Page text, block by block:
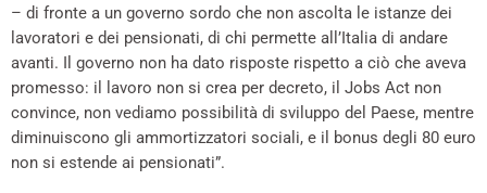
– di fronte a un governo sordo che non ascolta le istanze dei
lavoratori e dei pensionati, di chi permette all’Italia di andare
avanti. Il governo non ha dato risposte rispetto a ciò che aveva
promesso: il lavoro non si crea per decreto, il Jobs Act non
convince, non vediamo possibilità di sviluppo del Paese, mentre
diminuiscono gli ammortizzatori sociali, e il bonus degli 80 euro
non si estende ai pensionati”.